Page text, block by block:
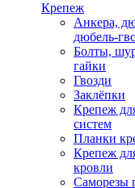
Крепеж
Анкера,
дюбель-
Болты,
гайки
Гвозди
Заклёпки
Крепеж
систем
Планки
Крепеж
кровли
Саморезы